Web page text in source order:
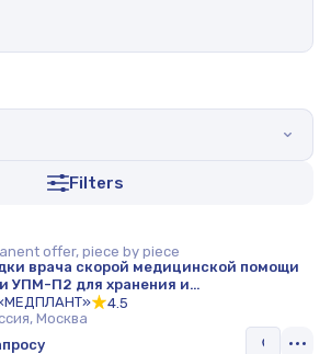
Filters
offer, piece by piece
врача скорой медицинской помощи
УПМ-П2 для хранения и
лекарственных средств,
инструментов
4.5
Москва